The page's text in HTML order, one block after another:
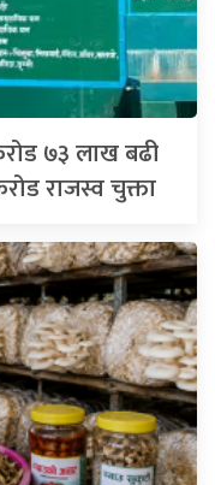
७३ लाख बढी
राजस्व चुक्ता